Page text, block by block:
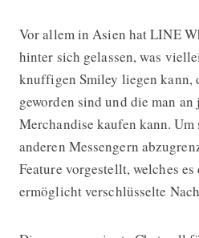
Vor allem in Asien hat LINE
hinter sich gelassen, was
knuffigen Smiley liegen kann,
geworden sind und die man
Merchandise kaufen kann.
anderen Messengern
Feature vorgestellt, welches
ermöglicht verschlüsselte